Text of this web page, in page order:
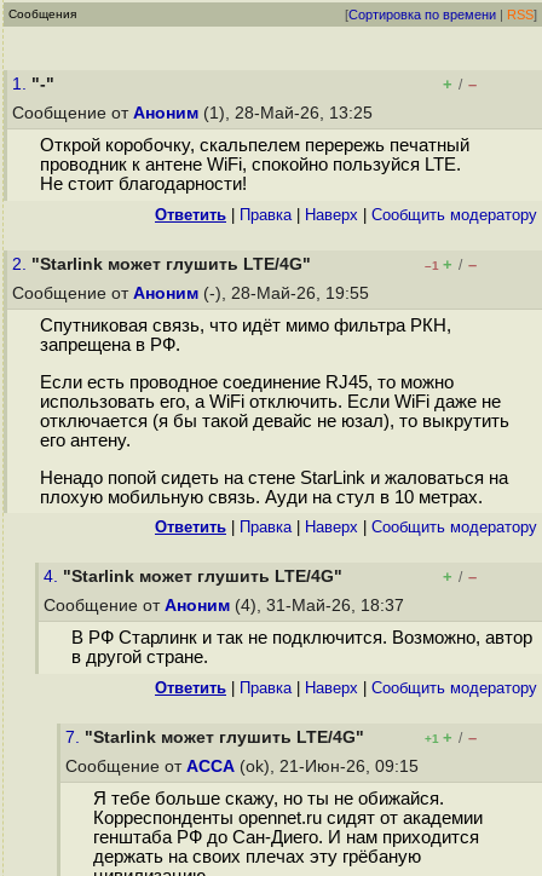
Сообщения [Сортировка по времени | RSS]
1. "-" + / –
Сообщение от Аноним (1), 28-Май-26, 13:25
Открой коробочку, скальпелем перережь печатный
проводник к антене WiFi, спокойно пользуйся LTE.
Не стоит благодарности!
Ответить Правка| Наверх Cообщить модератору
2. "Starlink может глушить LTE/4G" –1 + / –
Сообщение от Аноним (-), 28-Май-26, 19:55
Спутниковая связь, что идёт мимо фильтра РКН,
запрещена в РФ.
Если есть проводное соединение RJ45, то можно
использовать его, а WiFi отключить. Если WiFi даже не
отключается (я бы такой девайс не юзал), то выкрутить
его антену.
Ненадо попой сидеть на стене StarLink и жаловаться на
плохую мобильную связь. Ауди на стул в 10 метрах.
Ответить Правка| Наверх Cообщить модератору
4. "Starlink может глушить LTE/4G" + / –
Сообщение от Аноним (4), 31-Май-26, 18:37
В РФ Старлинк и так не подключится. Возможно, автор
в другой стране.
Ответить Правка| Наверх Cообщить модератору
7. "Starlink может глушить LTE/4G" +1 + / –
Сообщение от ACCA (ok), 21-Июн-26, 09:15
Я тебе больше скажу, но ты не обижайся.
Корреспонденты opennet.ru сидят от академии
генштаба РФ до Сан-Диего. И нам приходится
держать на своих плечах эту грёбаную